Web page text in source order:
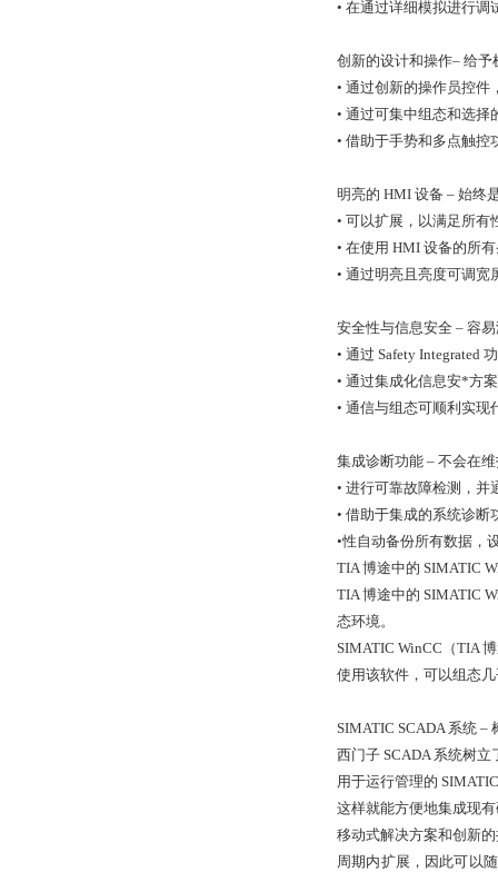
• 在通过详细模拟进行调
创新的设计和操作– 给
• 通过创新的操作员控件
• 通过可集中组态和选
• 借助于手势和多点触
明亮的 HMI 设备 – 始终
• 可以扩展，以满足所
• 在使用 HMI 设备的所
• 通过明亮且亮度可调
安全性与信息安全 – 容
• 通过 Safety Integrated
• 通过集成化信息安*方
• 通信与组态可顺利实
集成诊断功能 – 不会在
• 进行可靠故障检测，
• 借助于集成的系统诊
•性自动备份所有数据，
TIA 博途中的 SIMATIC
TIA 博途中的 SIMATIC
态环境。
SIMATIC WinCC（TIA
使用该软件，可以组态
SIMATIC SCADA 系统 –
西门子 SCADA 系统树
用于运行管理的
这样就能方便地集成现
移动式解决方案和创新
周期内扩展，因此可以